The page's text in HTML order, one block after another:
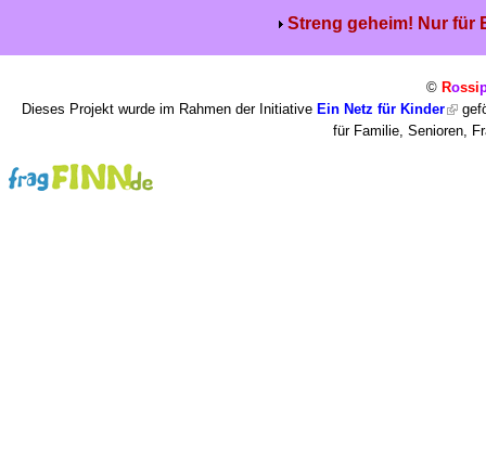
Streng geheim! Nur für
© Rossi
Dieses Projekt wurde im Rahmen der Initiative Ein Netz für Kinder
für Familie, Senioren,